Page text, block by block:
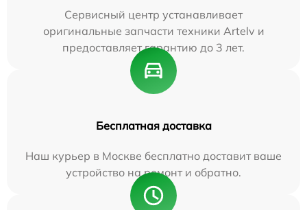
Сервисный центр устанавливает
оригинальные запчасти техники Artelv и
предоставляет гарантию до 3 лет.
Бесплатная доставка
Наш курьер в Москве бесплатно доставит ваше
устройство на ремонт и обратно.